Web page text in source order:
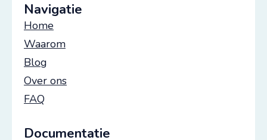
Navigatie
Home
Waarom
Blog
Over ons
FAQ
Documentatie